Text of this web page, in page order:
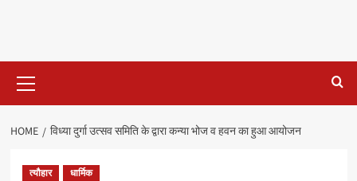
Menu
HOME विध्या दुर्गा उत्सव समिति के द्वारा कन्या भोज व हवन का हुआ आयोजन
त्यौहार धार्मिक